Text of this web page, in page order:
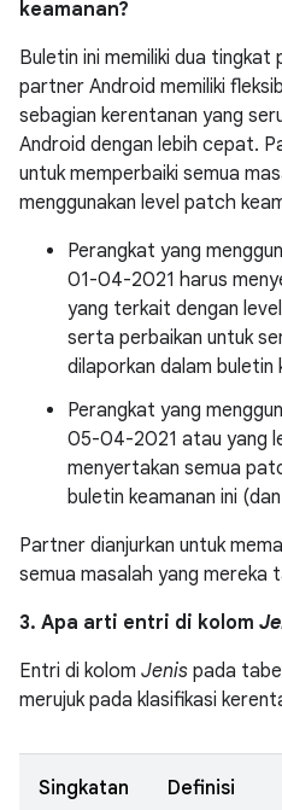
keamanan?
Buletin ini memiliki dua
partner Android memiliki
sebagian kerentanan yang
Android dengan lebih cepat.
untuk memperbaiki semua
menggunakan level patch
Perangkat yang
01-04-2021 harus
yang terkait dengan
serta perbaikan untuk
dilaporkan dalam buletin
Perangkat yang
05-04-2021 atau yang
menyertakan semua
buletin keamanan ini
Partner dianjurkan untuk
semua masalah yang mereka
3. Apa arti entri di kolom
Entri di kolom Jenis pada
merujuk pada klasifikasi
Singkatan Definisi